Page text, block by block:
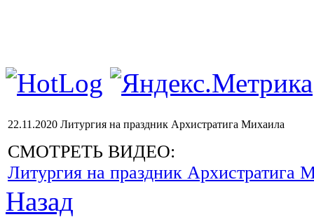
22.11.2020 Литургия на праздник Архистратига Михаила
СМОТРЕТЬ ВИДЕО:
Литургия на праздник Архистратига
Назад